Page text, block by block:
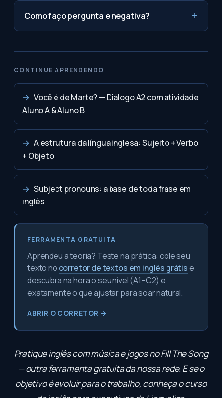
Como faço pergunta e negativa?
CONTINUE APRENDENDO
→ Você é de Marte? — Diálogo A2 com atividade
Aluno A & Aluno B
→ A estrutura da língua inglesa: Sujeito + Verbo
+ Objeto
→ Subject pronouns: a base de toda frase em
inglês
FERRAMENTA GRATUITA
Aprendeu a teoria? Teste na prática: cole seu
texto no corretor de textos em inglês grátise
descubra na hora o seu nível (A1–C2) e
exatamente o que ajustar para soar natural.
ABRIR O CORRETOR →
Pratique inglês com música e jogos noFill The Song
— outra ferramenta gratuita da nossa rede. E se o
objetivo é evoluir para o trabalho, conheça ocurso